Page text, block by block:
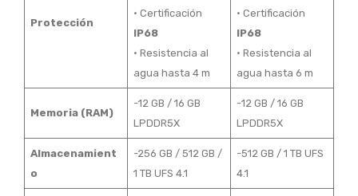
Protección
• Certificación
IP68
• Resistencia al
agua hasta 4 m
• Certificación
IP68
• Resistencia al
agua hasta 6 m
Memoria (RAM)
-12 GB / 16 GB
LPDDR5X
-12 GB / 16 GB
LPDDR5X
Almacenamient
o
-256 GB / 512 GB /
1 TB UFS 4.1
-512 GB / 1 TB UFS
4.1